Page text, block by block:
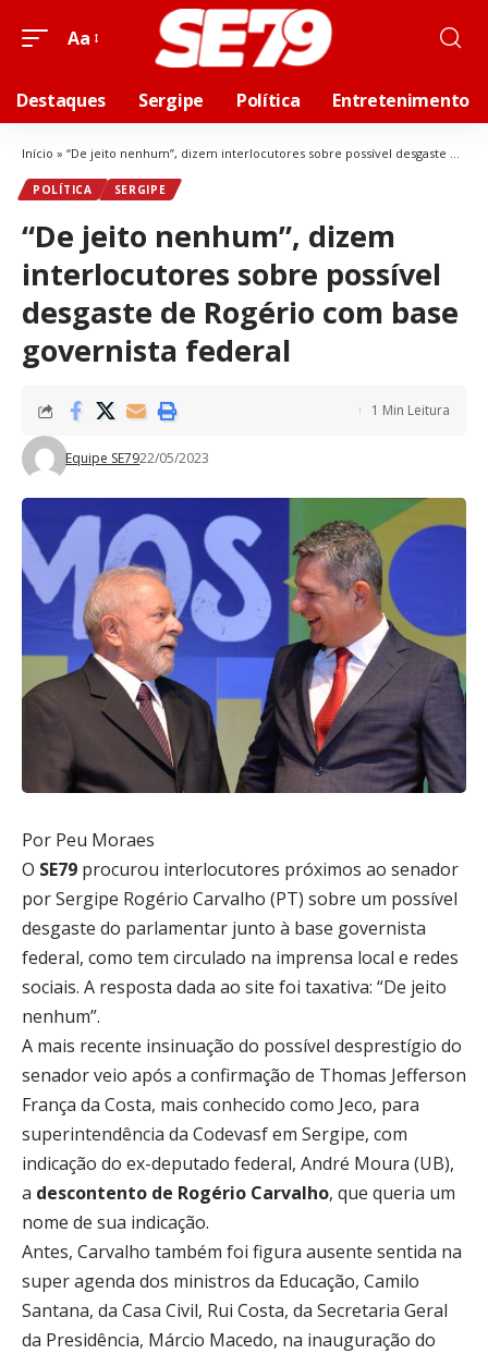
Aa
Destaques Sergipe Política Entretenimento
Início » “De jeito nenhum”, dizem interlocutores sobre possível desgaste de Rogério com base governista federal
POLÍTICA SERGIPE
“De jeito nenhum”, dizem
interlocutores sobre possível
desgaste de Rogério com base
governista federal
Equipe SE7922/05/2023
1 Min Leitura
Por Peu Moraes
O SE79 procurou interlocutores próximos ao senador
por Sergipe Rogério Carvalho (PT) sobre um possível
desgaste do parlamentar junto à base governista
federal, como tem circulado na imprensa local e redes
sociais. A resposta dada ao site foi taxativa: “De jeito
nenhum”.
A mais recente insinuação do possível desprestígio do
senador veio após a confirmação de Thomas Jefferson
França da Costa, mais conhecido como Jeco, para
superintendência da Codevasf em Sergipe, com
indicação do ex-deputado federal, André Moura (UB),
a descontento de Rogério Carvalho, que queria um
nome de sua indicação.
Antes, Carvalho também foi figura ausente sentida na
super agenda dos ministros da Educação, Camilo
Santana, da Casa Civil, Rui Costa, da Secretaria Geral
da Presidência, Márcio Macedo, na inauguração do